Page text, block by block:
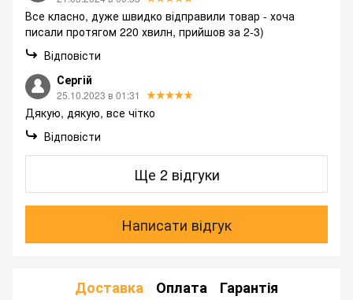
Все класно, дуже швидко відправили товар - хоча
писали протягом 220 хвилн, прийшов за 2-3)
Відповісти
Сергій
25.10.2023 в 01:31
Дякую, дякую, все чітко
Відповісти
Ще 2 відгуки
Написати відгук
Доставка Оплата Гарантія